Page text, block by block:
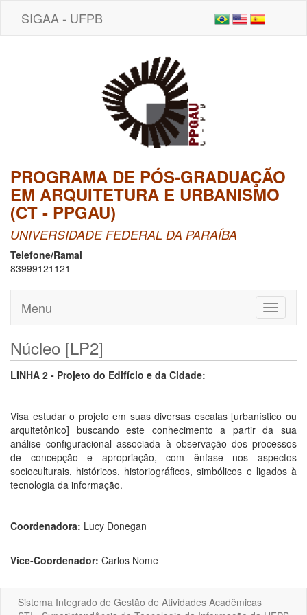
SIGAA - UFPB
PROGRAMA DE PÓS-GRADUAÇÃO
EM ARQUITETURA E URBANISMO
(CT - PPGAU)
UNIVERSIDADE FEDERAL DA PARAÍBA
Telefone/Ramal
83999121121
Toggle
Menu
Núcleo [LP2]
LINHA 2 - Projeto do Edifício e da Cidade:
Visa estudar o projeto em suas diversas escalas [urbanístico ou
arquitetônico] buscando este conhecimento a partir da sua
análise configuracional associada à observação dos processos
de concepção e apropriação, com ênfase nos aspectos
socioculturais, históricos, historiográficos, simbólicos e ligados à
tecnologia da informação.
Coordenadora: Lucy Donegan
Vice-Coordenador: Carlos Nome
Sistema Integrado de Gestão de Atividades Acadêmicas